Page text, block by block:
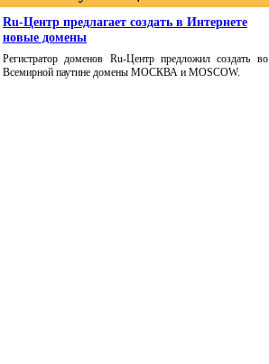
Ru-Центр предлагает создать в Интернете
новые домены
Регистратор доменов Ru-Центр предложил создать во
Всемирной паутине домены МОСКВА и MOSCOW.